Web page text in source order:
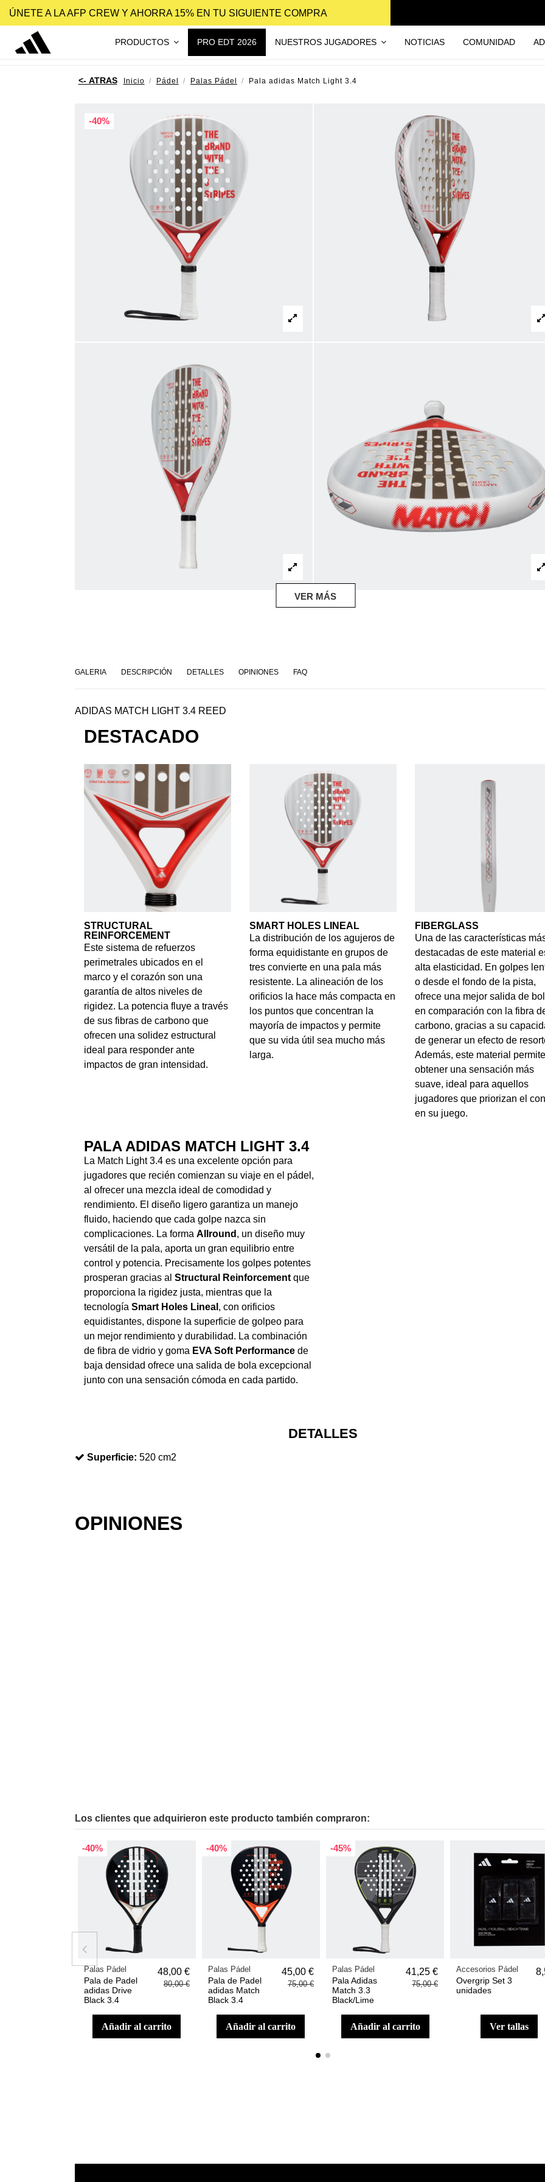
ÚNETE A LA AFP CREW Y AHORRA 15% EN TU SIGUIENTE COMPRA
PRODUCTOS PRO EDT 2026 NUESTROS JUGADORES NOTICIAS COMUNIDAD
Inicio Pádel Palas Pádel Pala adidas Match Light 3.4
-40%
VER MÁS
GALERIA DESCRIPCIÓN DETALLES OPINIONES FAQ
ADIDAS MATCH LIGHT 3.4 REED
DESTACADO
STRUCTURAL
REINFORCEMENT
Este sistema de refuerzos
perimetrales ubicados en el
marco y el corazón son una
garantía de altos niveles de
rigidez. La potencia fluye a través
de sus fibras de carbono que
ofrecen una solidez estructural
ideal para responder ante
impactos de gran intensidad.
SMART HOLES LINEAL
La distribución de los agujeros de
forma equidistante en grupos de
tres convierte en una pala más
resistente. La alineación de los
orificios la hace más compacta en
los puntos que concentran la
mayoría de impactos y permite
que su vida útil sea mucho más
larga.
FIBERGLASS
Una de las características
destacadas de este material
alta elasticidad. En golpes
o desde el fondo de la pista,
ofrece una mejor salida de
en comparación con la fibra
carbono, gracias a su
de generar un efecto de
Además, este material permite
obtener una sensación más
suave, ideal para aquellos
jugadores que priorizan el
en su juego.
PALA ADIDAS MATCH LIGHT 3.4
La Match Light 3.4 es una excelente opción para
jugadores que recién comienzan su viaje en el pádel,
al ofrecer una mezcla ideal de comodidad y
rendimiento. El diseño ligero garantiza un manejo
fluido, haciendo que cada golpe nazca sin
complicaciones. La forma Allround , un diseño muy
versátil de la pala, aporta un gran equilibrio entre
control y potencia. Precisamente los golpes potentes
prosperan gracias al Structural Reinforcementque
proporciona la rigidez justa, mientras que la
tecnología Smart Holes Lineal , con orificios
equidistantes, dispone la superficie de golpeo para
un mejor rendimiento y durabilidad. La combinación
de fibra de vidrio y goma EVA Soft Performancede
baja densidad ofrece una salida de bola excepcional
junto con una sensación cómoda en cada partido.
DETALLES
Superficie: 520 cm2
OPINIONES
Los clientes que adquirieron este producto también compraron:
-40%
Palas Pádel
Pala de Padel
adidas Drive
Black 3.4
48,00 €
80,00 €
añadir al carrito
-40%
Palas Pádel
Pala de Padel
adidas Match
Black 3.4
45,00 €
75,00 €
añadir al carrito
-45%
Palas Pádel
Pala Adidas
Match 3.3
Black/Lime
41,25 €
75,00 €
añadir al carrito
Accesorios Pádel
Overgrip Set 3
unidades
ver tallas